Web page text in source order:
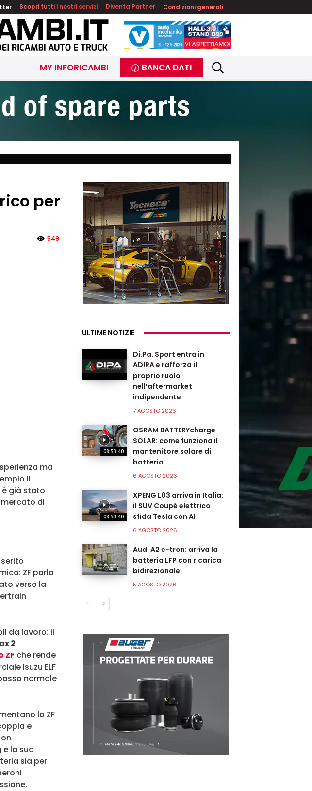
Scopri tutti i nostri servizi Diventa Partner Condizioni generali
MY INFORICAMBI BANCA DATI
per
549
ma
il
è già stato
di
ZF parla
verso la
da lavoro: il
2
ZFche rende
Isuzu ELF
normale
lo ZF
e
e la sua
sia per
ULTIME NOTIZIE
Di.Pa. Sport entra in
ADIRA e rafforza il
proprio ruolo
nell’aftermarket
indipendente
7 AGOSTO 2026
08:53:40
OSRAM BATTERYcharge
SOLAR: come funziona il
mantenitore solare di
batteria
6 AGOSTO 2026
08:53:40
XPENG L03 arriva in Italia:
il SUV Coupé elettrico
sfida Tesla con AI
6 AGOSTO 2026
Audi A2 e-tron: arriva la
batteria LFP con ricarica
bidirezionale
5 AGOSTO 2026